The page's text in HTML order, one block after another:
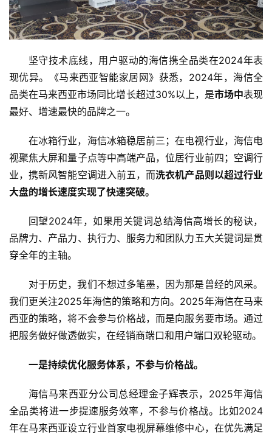
首
商
业
坚守技术底线，用户驱动的海信携全品类在2024年表
现优异。《马来西亚智能家居网》获悉，2024年，海信全
品类在马来西亚市场同比增长超过30%以上，是市场中表现
最好、增速最快的品牌之一。
在冰箱行业，海信冰箱稳居前三；在电视行业，海信电
视聚焦大屏和量子点等中高端产品，位居行业前四；空调行
业，携新风智能空调进入前五，而洗衣机产品则以超过行业
大盘的增长速度实现了快速突破。
回望2024年，如果用关键词总结海信高增长的秘诀，
品牌力、产品力、执行力、服务力和团队力五大关键词是贯
穿全年的主轴。
对于历史，我们不想过多笔墨，因为那是曾经的风采。
我们更关注2025年海信的策略和方向。2025年海信在马来
西亚的策略，将不会参与价格战，而是向服务要市场。通过
把服务做好做透做实，在经销商端口和用户端口双轮驱动。
一是持续优化服务体系，不参与价格战。
海信马来西亚分公司总经理金子辉表示，2025年海信
全品类将进一步提速服务效率，不参与价格战。比如2024
年在马来西亚设立行业首家电视屏幕维修中心，在优先满足